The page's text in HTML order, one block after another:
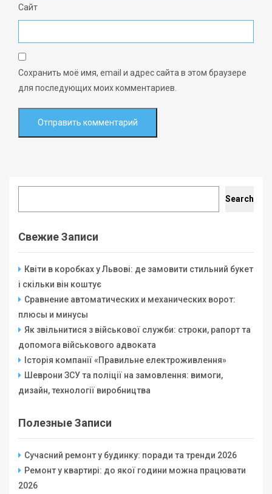
Сайт
Сохранить моё имя, email и адрес сайта в этом браузере
для последующих моих комментариев.
Search
Свежие Записи
Квіти в коробках у Львові: де замовити стильний букет
і скільки він коштує
Сравнение автоматических и механических ворот:
плюсы и минусы
Як звільнитися з військової служби: строки, рапорт та
допомога військового адвоката
Історія компанії «Правильне електроживлення»
Шеврони ЗСУ та поліції на замовлення: вимоги,
дизайн, технології виробництва
Полезные Записи
Сучасний ремонт у будинку: поради та тренди 2026
Ремонт у квартирі: до якої години можна працювати
2026